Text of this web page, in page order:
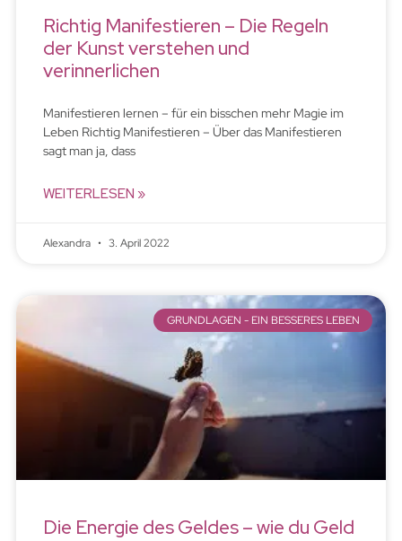
Richtig Manifestieren – Die Regeln
der Kunst verstehen und
verinnerlichen
Manifestieren lernen – für ein bisschen mehr Magie im
Leben Richtig Manifestieren – Über das Manifestieren
sagt man ja, dass
WEITERLESEN »
Alexandra 3. April 2022
GRUNDLAGEN - EIN BESSERES LEBEN
Die Energie des Geldes – wie du Geld